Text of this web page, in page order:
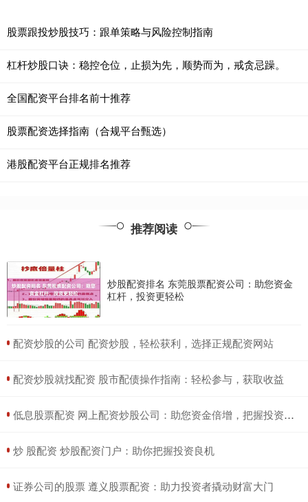
股票跟投炒股技巧：跟单策略与风险控制指南
杠杆炒股口诀：稳控仓位，止损为先，顺势而为，戒贪忌躁。
全国配资平台排名前十推荐
股票配资选择指南（合规平台甄选）
港股配资平台正规排名推荐
推荐阅读
炒股配资排名 东莞股票配资公司：助您资金
杠杆，投资更轻松
​配资炒股的公司 配资炒股，轻松获利，选择正规配资网站
​配资炒股就找配资 股市配债操作指南：轻松参与，获取收益
​低息股票配资 网上配资炒股公司：助您资金倍增，把握投资良机
​炒 股配资 炒股配资门户：助你把握投资良机
​证券公司的股票 遵义股票配资：助力投资者撬动财富大门